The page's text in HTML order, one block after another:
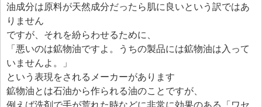
油成分は原料が天然成分だったら肌に良いという訳ではあ
りません
ですが、それを紛らわせるために、
「悪いのは鉱物油ですよ。うちの製品には鉱物油は入って
いませんよ。」
という表現をされるメーカーがあります
鉱物油とは石油から作られる油のことですが、
例えば洗剤で手が荒れた時などに非常に効果のある「ワセ